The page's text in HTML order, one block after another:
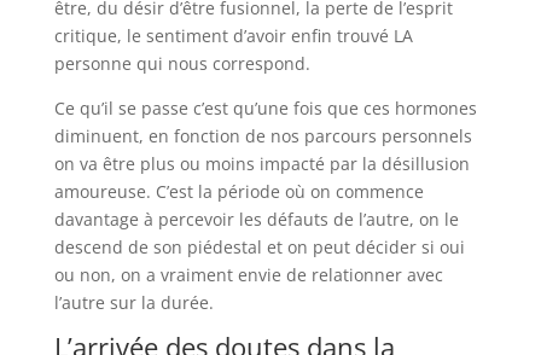
être, du désir d’être fusionnel, la perte de l’esprit
critique, le sentiment d’avoir enfin trouvé LA
personne qui nous correspond.
Ce qu’il se passe c’est qu’une fois que ces hormones
diminuent, en fonction de nos parcours personnels
on va être plus ou moins impacté par la désillusion
amoureuse. C’est la période où on commence
davantage à percevoir les défauts de l’autre, on le
descend de son piédestal et on peut décider si oui
ou non, on a vraiment envie de relationner avec
l’autre sur la durée.
L’arrivée des doutes dans la